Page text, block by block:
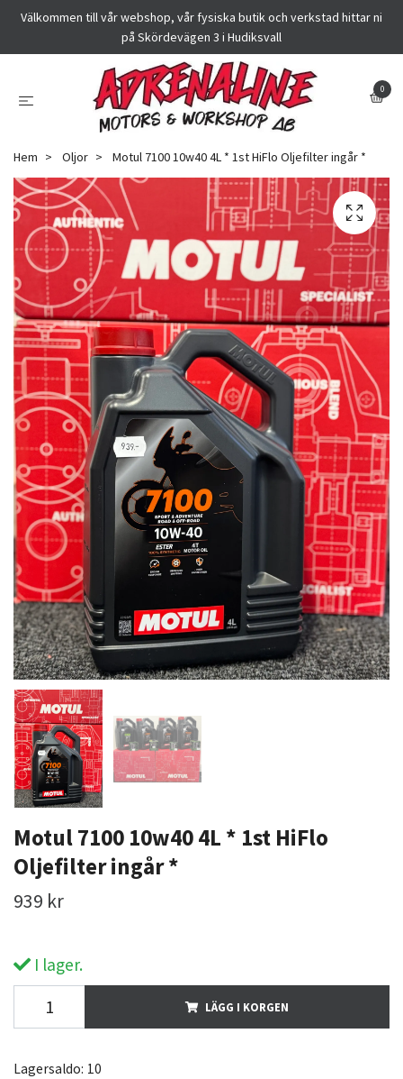
Välkommen till vår webshop, vår fysiska butik och verkstad hittar ni
på Skördevägen 3 i Hudiksvall
0
Hem Oljor Motul 7100 10w40 4L * 1st HiFlo Oljefilter ingår *
Motul 7100 10w40 4L * 1st HiFlo
Oljefilter ingår *
939 kr
I lager.
LÄGG I KORGEN
Lagersaldo: 10